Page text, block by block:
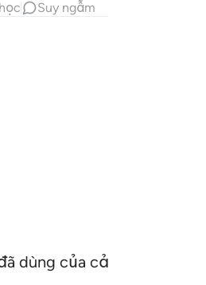
Suy ngẫm
dùng của cải của y để